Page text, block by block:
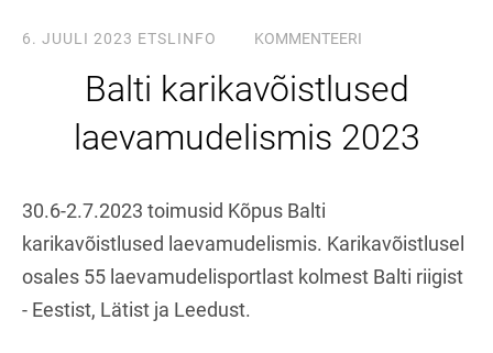
6. JUULI 2023 ETSLINFO KOMMENTEERI
Balti karikavõistlused
laevamudelismis 2023
30.6-2.7.2023 toimusid Kõpus Balti
karikavõistlused laevamudelismis. Karikavõistlusel
osales 55 laevamudelisportlast kolmest Balti riigist
- Eestist, Lätist ja Leedust.